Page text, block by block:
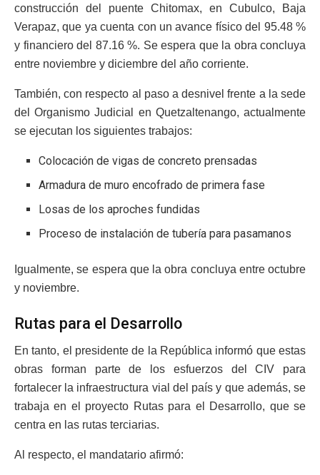
construcción del puente Chitomax, en Cubulco, Baja
Verapaz, que ya cuenta con un avance físico del 95.48 %
y financiero del 87.16 %. Se espera que la obra concluya
entre noviembre y diciembre del año corriente.
También, con respecto al paso a desnivel frente a la sede
del Organismo Judicial en Quetzaltenango, actualmente
se ejecutan los siguientes trabajos:
Colocación de vigas de concreto prensadas
Armadura de muro encofrado de primera fase
Losas de los aproches fundidas
Proceso de instalación de tubería para pasamanos
Igualmente, se espera que la obra concluya entre octubre
y noviembre.
Rutas para el Desarrollo
En tanto, el presidente de la República informó que estas
obras forman parte de los esfuerzos del CIV para
fortalecer la infraestructura vial del país y que además, se
trabaja en el proyecto Rutas para el Desarrollo, que se
centra en las rutas terciarias.
Al respecto, el mandatario afirmó: